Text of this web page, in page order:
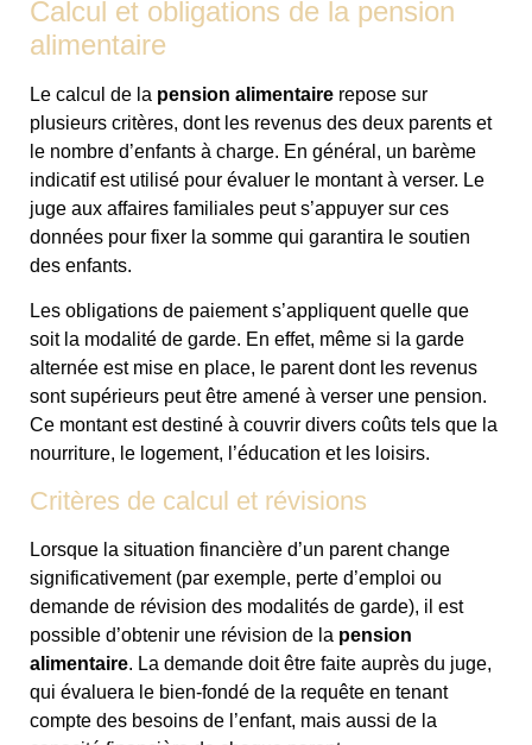
Calcul et obligations de la pension
alimentaire
Le calcul de la pension alimentaire repose sur
plusieurs critères, dont les revenus des deux parents et
le nombre d’enfants à charge. En général, un barème
indicatif est utilisé pour évaluer le montant à verser. Le
juge aux affaires familiales peut s’appuyer sur ces
données pour fixer la somme qui garantira le soutien
des enfants.
Les obligations de paiement s’appliquent quelle que
soit la modalité de garde. En effet, même si la garde
alternée est mise en place, le parent dont les revenus
sont supérieurs peut être amené à verser une pension.
Ce montant est destiné à couvrir divers coûts tels que la
nourriture, le logement, l’éducation et les loisirs.
Critères de calcul et révisions
Lorsque la situation financière d’un parent change
significativement (par exemple, perte d’emploi ou
demande de révision des modalités de garde), il est
possible d’obtenir une révision de la pension
alimentaire. La demande doit être faite auprès du juge,
qui évaluera le bien-fondé de la requête en tenant
compte des besoins de l’enfant, mais aussi de la